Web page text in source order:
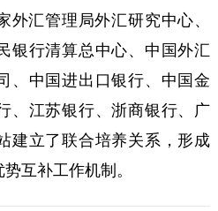
外汇管理局外汇研究中心
银行清算总中心、中国外
、中国进出口银行、中国
、江苏银行、浙商银行、
建立了联合培养关系，形